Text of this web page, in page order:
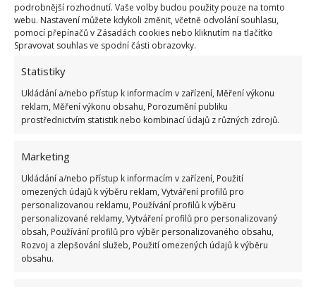
podrobnější rozhodnutí. Vaše volby budou použity pouze na tomto
webu. Nastavení můžete kdykoli změnit, včetně odvolání souhlasu,
pomocí přepínačů v Zásadách cookies nebo kliknutím na tlačítko
Spravovat souhlas ve spodní části obrazovky.
Statistiky
Ukládání a/nebo přístup k informacím v zařízení, Měření výkonu
reklam, Měření výkonu obsahu, Porozumění publiku
prostřednictvím statistik nebo kombinací údajů z různých zdrojů.
Marketing
Ukládání a/nebo přístup k informacím v zařízení, Použití
omezených údajů k výběru reklam, Vytváření profilů pro
personalizovanou reklamu, Používání profilů k výběru
personalizované reklamy, Vytváření profilů pro personalizovaný
obsah, Používání profilů pro výběr personalizovaného obsahu,
Rozvoj a zlepšování služeb, Použití omezených údajů k výběru
obsahu.
úspornější, a navíc se prodlužuje jejich životnost.
Jiří Kolář
možné najít v j...[Více o autorovi]